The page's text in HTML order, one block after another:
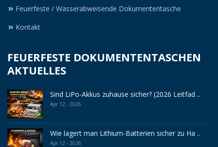
Feuerfeste / Wasserabweisende Dokumententasche
Kontakt
FEUERFESTE DOKUMENTENTASCHEN
AKTUELLES
Sind LiPo-Akkus zuhause sicher? (2026 Leitfad ..
Apr 12 - 2026
Wie lagert man Lithium-Batterien sicher zu Ha ..
Apr 12 - 2026